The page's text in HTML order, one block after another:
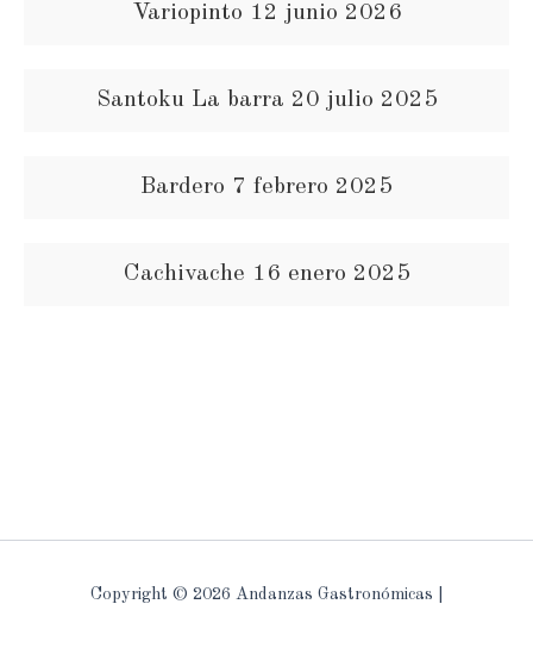
Variopinto 12 junio 2026
Santoku La barra 20 julio 2025
Bardero 7 febrero 2025
Cachivache 16 enero 2025
Copyright © 2026 Andanzas Gastronómicas |